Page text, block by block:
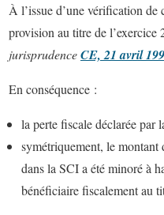
À l’issue d’une vérification
provision au titre de l’exercice
jurisprudenceCE, 21 avril
En conséquence :
la perte fiscale déclarée par
symétriquement, le montant
dans la SCI a été minoré à
bénéficiaire fiscalement au